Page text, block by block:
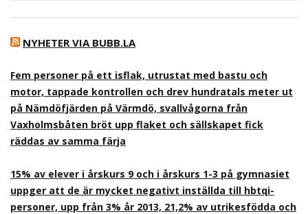
NYHETER VIA BUBB.LA
Fem personer på ett isflak, utrustat med bastu och
motor, tappade kontrollen och drev hundratals meter ut
på Nämdöfjärden på Värmdö, svallvågorna från
Vaxholmsbåten bröt upp flaket och sällskapet fick
räddas av samma färja
15% av elever i årskurs 9 och i årskurs 1-3 på gymnasiet
uppger att de är mycket negativt inställda till hbtqi-
personer, upp från 3% år 2013, 21,2% av utrikesfödda och